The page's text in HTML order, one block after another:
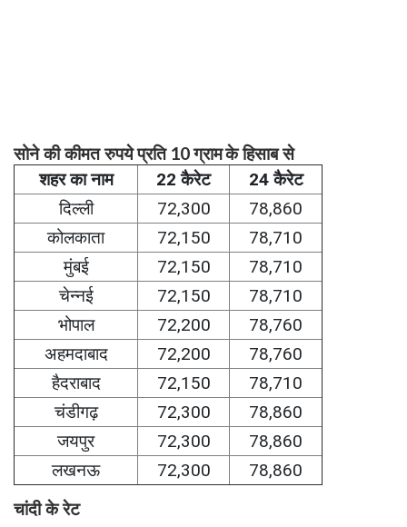
सोने की कीमतरुपये प्रति 10 ग्रामके हिसाब से
शहर का नाम
22 कैरेट
24 कैरेट
दिल्ली
72,300
78,860
कोलकाता
72,150
78,710
मुंबई
72,150
78,710
चेन्नई
72,150
78,710
भोपाल
72,200
78,760
अहमदाबाद
72,200
78,760
हैदराबाद
72,150
78,710
चंडीगढ़
72,300
78,860
जयपुर
72,300
78,860
लखनऊ
72,300
78,860
चांदी के रेट